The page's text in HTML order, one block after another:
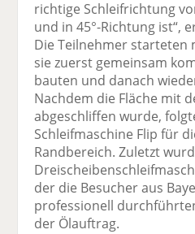
richtige Schleifrichtung
und in 45°-Richtung ist“,
Die Teilnehmer starteten
sie zuerst gemeinsam
bauten und danach
Nachdem die Fläche mit
abgeschliffen wurde,
Schleifmaschine Flip für
Randbereich. Zuletzt
der die Besucher aus
professionell
der Ölauftrag.